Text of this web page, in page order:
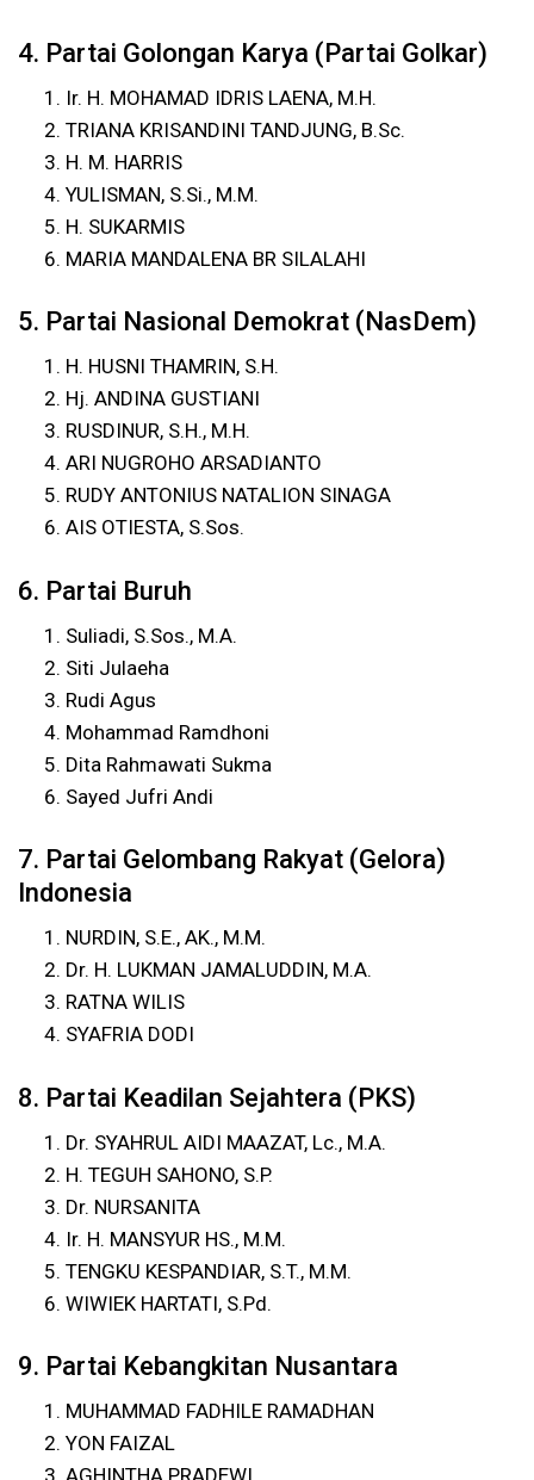
4. Partai Golongan Karya (Partai Golkar)
Ir. H. MOHAMAD IDRIS LAENA, M.H.
TRIANA KRISANDINI TANDJUNG, B.Sc.
H. M. HARRIS
YULISMAN, S.Si., M.M.
H. SUKARMIS
MARIA MANDALENA BR SILALAHI
5. Partai Nasional Demokrat (NasDem)
H. HUSNI THAMRIN, S.H.
Hj. ANDINA GUSTIANI
RUSDINUR, S.H., M.H.
ARI NUGROHO ARSADIANTO
RUDY ANTONIUS NATALION SINAGA
AIS OTIESTA, S.Sos.
6. Partai Buruh
Suliadi, S.Sos., M.A.
Siti Julaeha
Rudi Agus
Mohammad Ramdhoni
Dita Rahmawati Sukma
Sayed Jufri Andi
7. Partai Gelombang Rakyat (Gelora)
Indonesia
NURDIN, S.E., AK., M.M.
Dr. H. LUKMAN JAMALUDDIN, M.A.
RATNA WILIS
SYAFRIA DODI
8. Partai Keadilan Sejahtera (PKS)
Dr. SYAHRUL AIDI MAAZAT, Lc., M.A.
H. TEGUH SAHONO, S.P.
Dr. NURSANITA
Ir. H. MANSYUR HS., M.M.
TENGKU KESPANDIAR, S.T., M.M.
WIWIEK HARTATI, S.Pd.
9. Partai Kebangkitan Nusantara
MUHAMMAD FADHILE RAMADHAN
YON FAIZAL